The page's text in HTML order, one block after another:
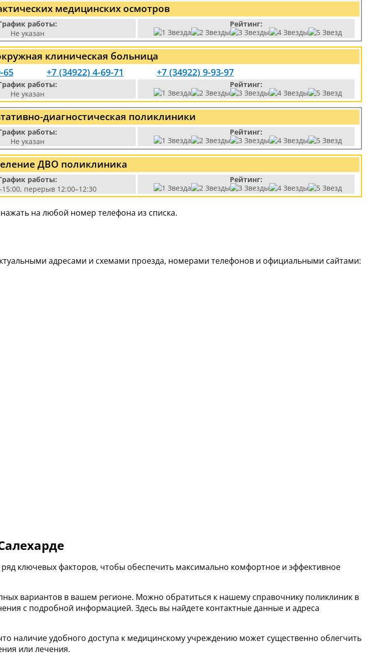
медицинских осмотров
работы:
Не указан
Рейтинг:
клиническая больница
65 +7 (34922) 4-69-71 +7 (34922) 9-93-97
работы:
Не указан
Рейтинг:
диагностическая поликлиники
работы:
Не указан
Рейтинг:
ДВО поликлиника
работы:
перерыв 12:00–12:30
Рейтинг:
на любой номер телефона из списка.
адресами и схемами проезда, номерами телефонов и официальными сайтами:
ключевых факторов, чтобы обеспечить максимально комфортное и эффективное
вариантов в вашем регионе. Можно обратиться к нашему справочнику поликлиник в
с подробной информацией. Здесь вы найдете контактные данные и адреса
наличие удобного доступа к медицинскому учреждению может существенно облегчить
или лечения.